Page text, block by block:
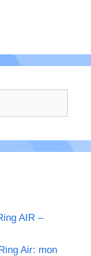
AIR –
Air: mon